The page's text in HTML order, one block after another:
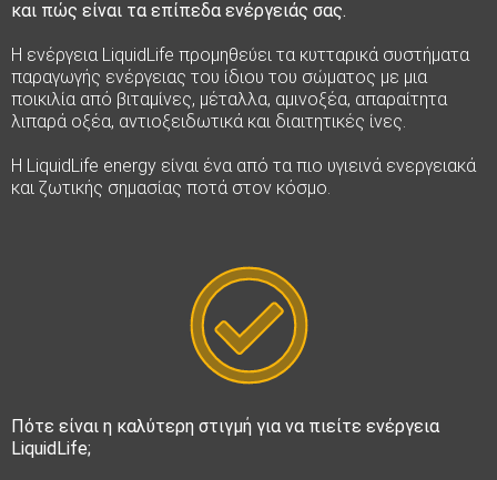
και πώς είναι τα επίπεδα ενέργειάς σας.
Η ενέργεια LiquidLife προμηθεύει τα κυτταρικά συστήματα
παραγωγής ενέργειας του ίδιου του σώματος με μια
ποικιλία από βιταμίνες, μέταλλα, αμινοξέα, απαραίτητα
λιπαρά οξέα, αντιοξειδωτικά και διαιτητικές ίνες.
Η LiquidLife energy είναι ένα από τα πιο υγιεινά ενεργειακά
και ζωτικής σημασίας ποτά στον κόσμο.
Πότε είναι η καλύτερη στιγμή για να πιείτε ενέργεια
LiquidLife;